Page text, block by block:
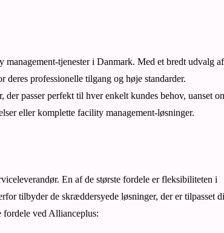
tjenester i Danmark. Med et bredt udvalg af
professionelle tilgang og høje standarder.
passer perfekt til hver enkelt kundes behov, uanset
eller komplette facility management-løsninger.
En af de største fordele er fleksibiliteten i
tilbyder de skræddersyede løsninger, der er tilpasset
ved Allianceplus: